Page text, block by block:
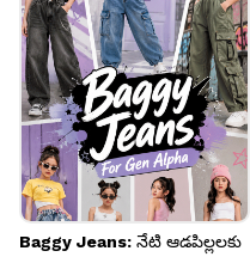
Baggy Jeans: నేటి ఆడపిల్లలకు